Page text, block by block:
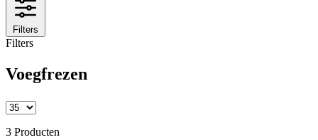
Filters
Filters
Voegfrezen
3 Producten